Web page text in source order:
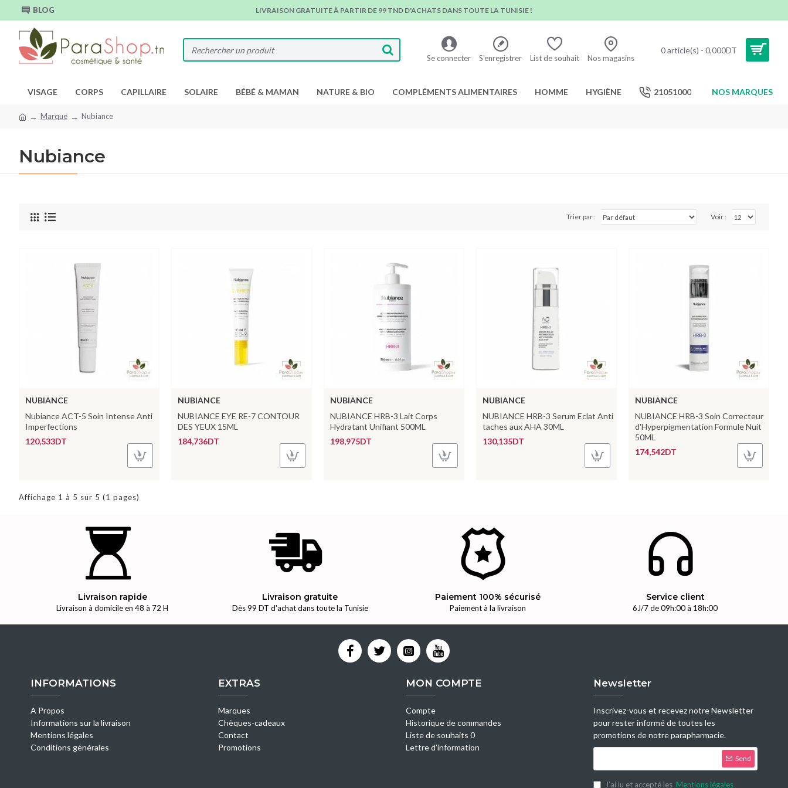
BLOG LIVRAISON GRATUITE À PARTIR DE 99 TND D'ACHATS DANS TOUTE LA TUNISIE !
Se connecter S'enregistrer List de souhait Nos magasins
0 article(s) - 0,000DT
VISAGE CORPS CAPILLAIRE SOLAIRE BÉBÉ & MAMAN NATURE & BIO COMPLÉMENTS ALIMENTAIRES HOMME HYGIÈNE 21051000 NOS MARQUES
Marque Nubiance
Nubiance
Trier par : Voir :
NUBIANCE
Nubiance ACT-5 Soin Intense Anti
Imperfections
120,533DT
NUBIANCE
NUBIANCE EYE RE-7 CONTOUR
DES YEUX 15ML
184,736DT
NUBIANCE
NUBIANCE HRB-3 Lait Corps
Hydratant Unifiant 500ML
198,975DT
NUBIANCE
NUBIANCE HRB-3 Serum Eclat Anti
taches aux AHA 30ML
130,135DT
NUBIANCE
NUBIANCE HRB-3 Soin Correcteur
d'Hyperpigmentation Formule Nuit
50ML
174,542DT
Affichage 1 à 5 sur 5 (1 pages)
Livraison rapide
Livraison à domicile en 48 à 72 H
Livraison gratuite
Dès 99 DT d'achat dans toute la Tunisie
Paiement 100% sécurisé
Paiement à la livraison
Service client
6J/7 de 09h:00 à 18h:00
INFORMATIONS
A Propos
Informations sur la livraison
Mentions légales
Conditions générales
EXTRAS
Marques
Chèques-cadeaux
Contact
Promotions
MON COMPTE
Compte
Historique de commandes
Liste de souhaits 0
Lettre d’information
Newsletter
Inscrivez-vous et recevez notre Newsletter
pour rester informé de toutes les
promotions de notre parapharmacie.
Send
J’ai lu et accepté les Mentions légales